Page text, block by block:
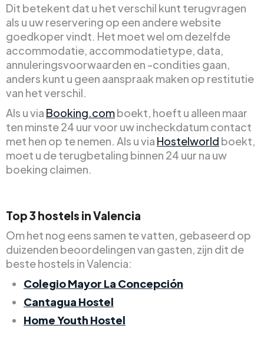
Dit betekent dat u het verschil kunt terugvragen
als u uw reservering op een andere website
goedkoper vindt. Het moet wel om dezelfde
accommodatie, accommodatietype, data,
annuleringsvoorwaarden en -condities gaan,
anders kunt u geen aanspraak maken op restitutie
van het verschil.
Als u via Booking.comboekt, hoeft u alleen maar
ten minste 24 uur voor uw incheckdatum contact
met hen op te nemen. Als u via Hostelworld boekt,
moet u de terugbetaling binnen 24 uur na uw
boeking claimen.
Top 3 hostels in Valencia
Om het nog eens samen te vatten, gebaseerd op
duizenden beoordelingen van gasten, zijn dit de
beste hostels in Valencia:
Colegio Mayor La Concepción
Cantagua Hostel
Home Youth Hostel